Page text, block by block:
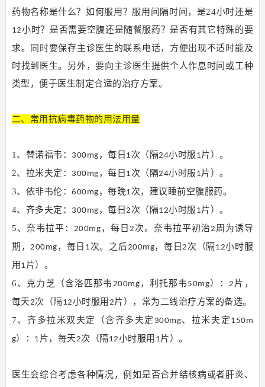
药物名称是什么？如何服用？服用间隔时间，是24小时还是
12小时？是否需要空腹还是随餐服药？是否有其它特殊的要
求。同时要保存主诊医生的联系电话，方便出现不适时能及
时找到医生。另外，要向主诊医生提供个人作息时间或工种
类型，便于医生制定合适的治疗方案。
二、常用抗病毒药物的用法用量
1、替诺福韦： 300mg ，每日 1次（隔24小时服 1片）。
2、拉米夫定： 300mg ，每日 1次（隔24小时服 1片）。
3、依非韦伦：600mg ，每晚1次，建议睡前空腹服药。
4、齐多夫定： 300mg ，每日2次（隔12小时服 1片）。
5、奈韦拉平： 200mg ，每日 2次。奈韦拉平初治2 周为诱导
期，200mg ，每日 1次。之后200mg，每日2次（隔 12小时服
用 1 片）。
6、克力芝（含洛匹那韦 200mg ，利托那韦 50mg）：2 片，
每天2次（隔 12小时服用 2片），常为二线治疗方案的备选。
7、齐多拉米双夫定（含齐多夫定 300mg、拉米夫定 150m
g）： 1 片，每天2次（隔 12小时服用 1片）。
医生会综合考虑各种情况，例如是否合并结核病或者肝炎、